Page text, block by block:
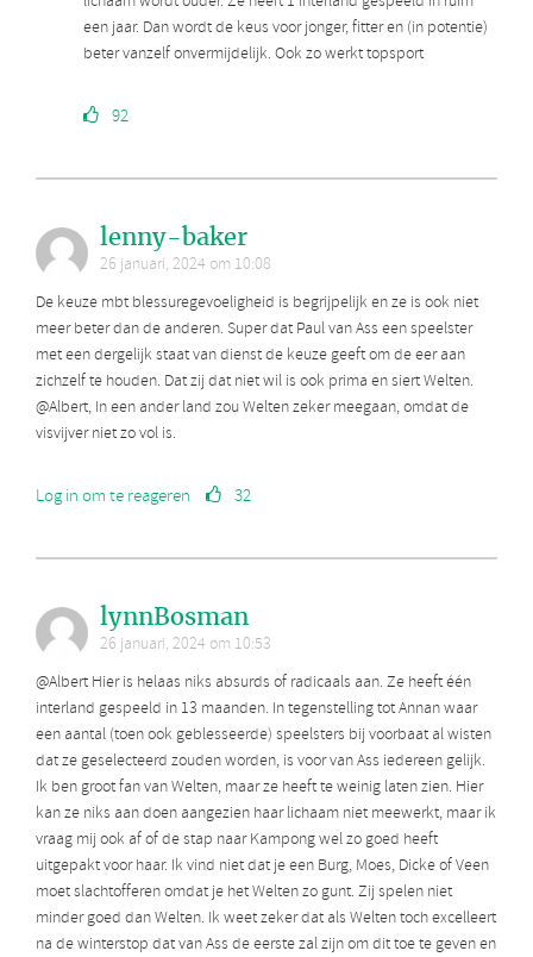
een jaar. Dan wordt de keus voor jonger, fitter en (in potentie)
beter vanzelf onvermijdelijk. Ook zo werkt topsport
92
lenny-baker
26 januari, 2024 om 10:08
De keuze mbt blessuregevoeligheid is begrijpelijk en ze is ook niet
meer beter dan de anderen. Super dat Paul van Ass een speelster
met een dergelijk staat van dienst de keuze geeft om de eer aan
zichzelf te houden. Dat zij dat niet wil is ook prima en siert Welten.
@Albert, In een ander land zou Welten zeker meegaan, omdat de
visvijver niet zo vol is.
Log in om te reageren 32
lynnBosman
26 januari, 2024 om 10:53
@Albert Hier is helaas niks absurds of radicaals aan. Ze heeft één
interland gespeeld in 13 maanden. In tegenstelling tot Annan waar
een aantal (toen ook geblesseerde) speelsters bij voorbaat al wisten
dat ze geselecteerd zouden worden, is voor van Ass iedereen gelijk.
Ik ben groot fan van Welten, maar ze heeft te weinig laten zien. Hier
kan ze niks aan doen aangezien haar lichaam niet meewerkt, maar ik
vraag mij ook af of de stap naar Kampong wel zo goed heeft
uitgepakt voor haar. Ik vind niet dat je een Burg, Moes, Dicke of Veen
moet slachtofferen omdat je het Welten zo gunt. Zij spelen niet
minder goed dan Welten. Ik weet zeker dat als Welten toch excelleert
na de winterstop dat van Ass de eerste zal zijn om dit toe te geven en